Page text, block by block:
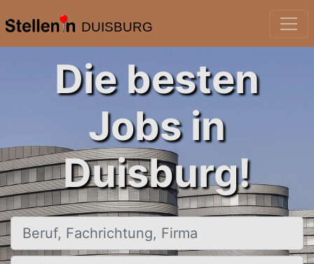
DUISBURG
Die besten
Jobs in
Duisburg!
Beruf, Fachrichtung, Firma